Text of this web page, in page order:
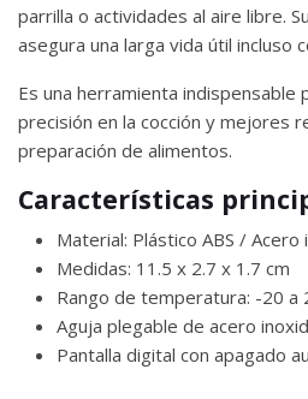
parrilla o actividades al aire libre.
asegura una larga vida útil incluso
Es una herramienta indispensable
precisión en la cocción y mejores
preparación de alimentos.
Características
Material: Plástico ABS / Acero
Medidas: 11.5 x 2.7 x 1.7 cm
Rango de temperatura: -20 a
Aguja plegable de acero
Pantalla digital con apagado